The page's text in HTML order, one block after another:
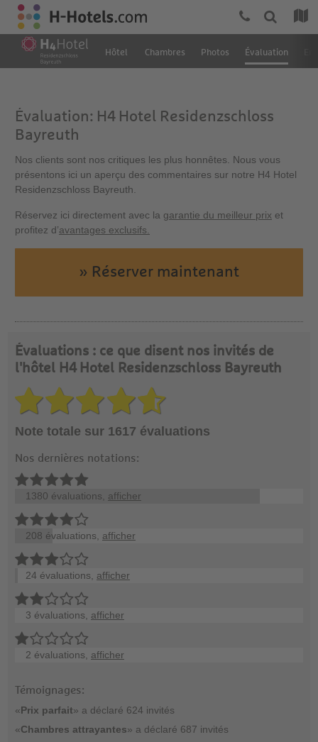
Hôtel Chambres Photos Évaluation
Évaluation: H4 Hotel Residenzschloss
Bayreuth
Nos clients sont nos critiques les plus honnêtes. Nous vous
présentons ici un aperçu des commentaires sur notre H4 Hotel
Residenzschloss Bayreuth.
Réservez ici directement avec la garantie du meilleur prix et
profitez d’avantages exclusifs.
» Réserver maintenant
Évaluations : ce que disent nos invités de
l'hôtel H4 Hotel Residenzschloss Bayreuth
Note totale sur 1617 évaluations
Nos dernières notations:
1380 évaluations, afficher
208 évaluations, afficher
24 évaluations, afficher
3 évaluations, afficher
2 évaluations, afficher
Témoignages:
«Prix parfait» a déclaré 624 invités
«Chambres attrayantes» a déclaré 687 invités